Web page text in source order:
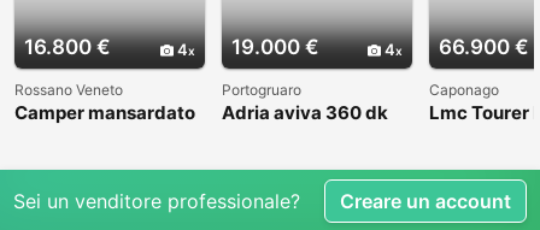
16.800 € 4
Rossano Veneto
Camper mansardato
19.000 € 4
Portogruaro
Adria aviva 360 dk
66.900 €
Caponago
Lmc Tourer
Sei un venditore professionale? Creare un account